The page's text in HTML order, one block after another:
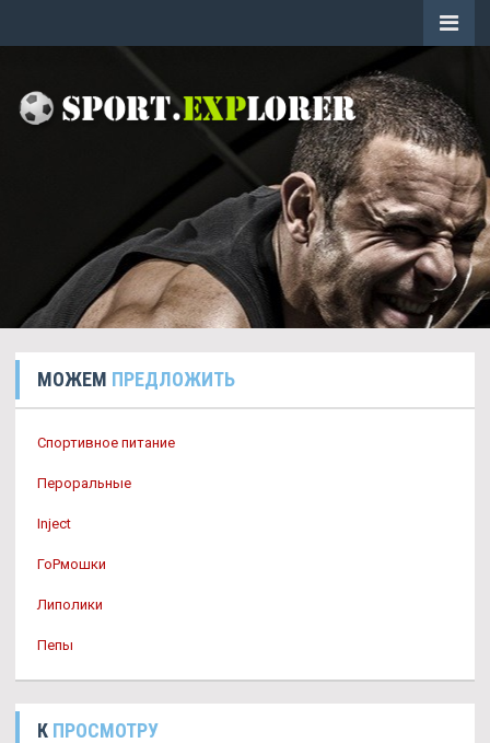
МОЖЕМ ПРЕДЛОЖИТЬ
Спортивное питание
Пероральные
Inject
ГоРмошки
Липолики
Пепы
К ПРОСМОТРУ